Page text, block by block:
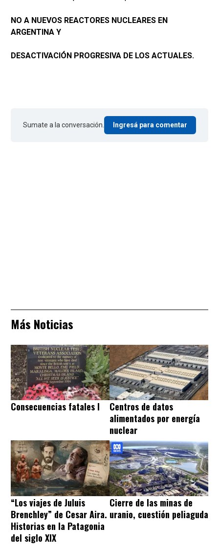
NO A NUEVOS REACTORES NUCLEARES EN
ARGENTINA Y
DESACTIVACIÓN PROGRESIVA DE LOS ACTUALES.
Sumate a la conversación. Ingresá para comentar
Más Noticias
Consecuencias fatales I
Centros de datos
alimentados por energía
nuclear
“Los viajes de Juluis
Brenchley” de Cesar Aira.
Historias en la Patagonia
del siglo XIX
Cierre de las minas de
uranio, cuestión peliaguda